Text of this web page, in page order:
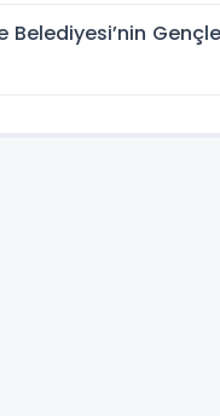
Belediyesi’nin